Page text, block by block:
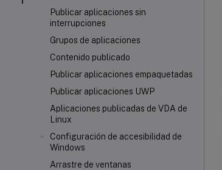
Publicar aplicaciones sin
interrupciones
Grupos de aplicaciones
Contenido publicado
Publicar aplicaciones empaquetadas
Publicar aplicaciones UWP
Aplicaciones publicadas de VDA de
Linux
Configuración de accesibilidad de
Windows
Arrastre de ventanas